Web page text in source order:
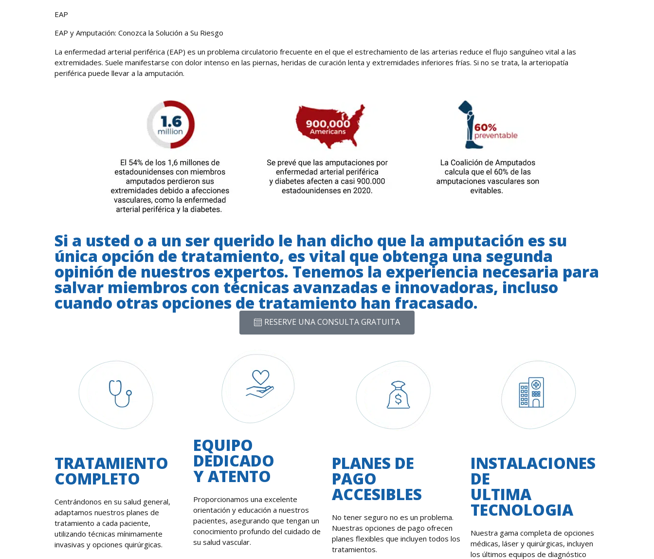
EAP
EAP y Amputación: Conozca la Solución a Su Riesgo
La enfermedad arterial periférica (EAP) es un problema circulatorio frecuente en el que el estrechamiento de las arterias reduce el flujo sanguíneo vital a las
extremidades. Suele manifestarse con dolor intenso en las piernas, heridas de curación lenta y extremidades inferiores frías. Si no se trata, la arteriopatía
periférica puede llevar a la amputación.
Si a usted o a un ser querido le han dicho que la amputación es su
única opción de tratamiento, es vital que obtenga una segunda
opinión de nuestros expertos. Tenemos la experiencia necesaria para
salvar miembros con técnicas avanzadas e innovadoras, incluso
cuando otras opciones de tratamiento han fracasado.
RESERVE UNA CONSULTA GRATUITA
TRATAMIENTO
COMPLETO
Centrándonos en su salud general,
adaptamos nuestros planes de
tratamiento a cada paciente,
utilizando técnicas mínimamente
invasivas y opciones quirúrgicas.
EQUIPO
DEDICADO
Y ATENTO
Proporcionamos una excelente
orientación y educación a nuestros
pacientes, asegurando que tengan un
conocimiento profundo del cuidado de
su salud vascular.
PLANES DE
PAGO
ACCESIBLES
No tener seguro no es un problema.
Nuestras opciones de pago ofrecen
planes flexibles que incluyen todos los
tratamientos.
INSTALACIONES
DE
ULTIMA
TECNOLOGIA
Nuestra gama completa de opciones
médicas, láser y quirúrgicas, incluyen
los últimos equipos de diagnóstico